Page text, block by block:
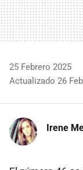
25 Febrero 2025
Actualizado 26
Irene